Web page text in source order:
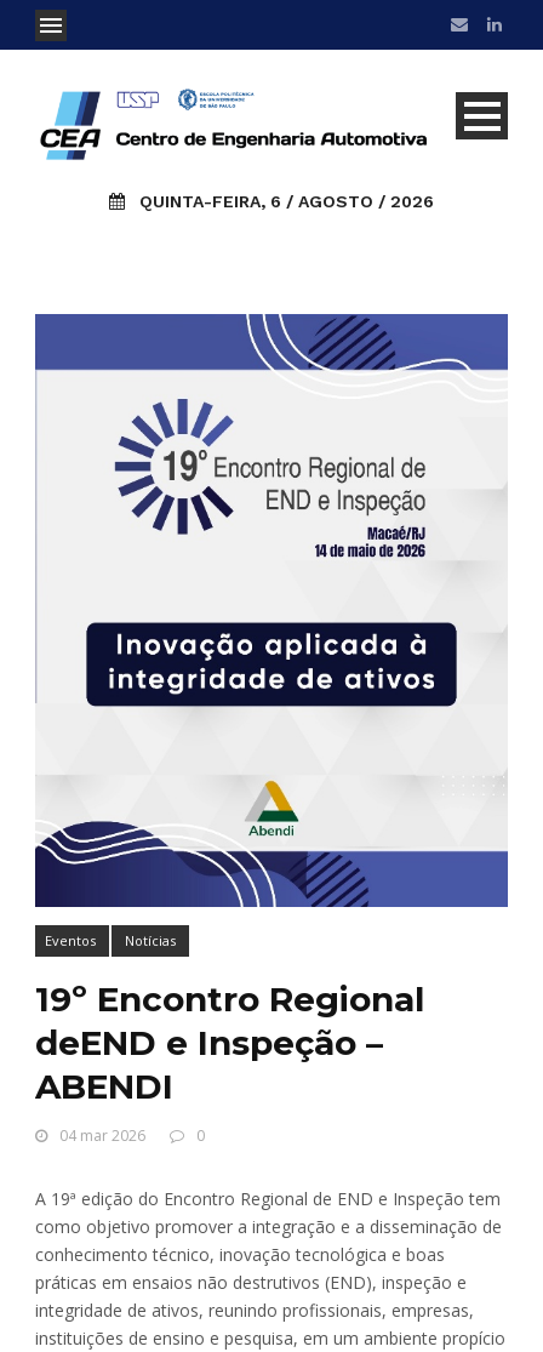
QUINTA-FEIRA, 6 / AGOSTO / 2026
Eventos Notícias
19º Encontro Regional
deEND e Inspeção –
ABENDI
04 mar 2026 0
A 19ª edição do Encontro Regional de END e Inspeção tem
como objetivo promover a integração e a disseminação de
conhecimento técnico, inovação tecnológica e boas
práticas em ensaios não destrutivos (END), inspeção e
integridade de ativos, reunindo profissionais, empresas,
instituições de ensino e pesquisa, em um ambiente propício